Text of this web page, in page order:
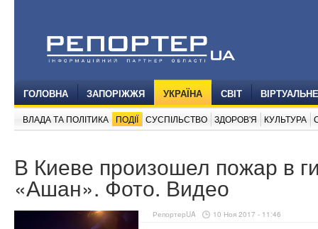
ГОЛОВНА ЗАПОРІЖЖЯ УКРАЇНА СВІТ
ВЛАДА ТА ПОЛІТИКА ПОДІЇ СУСПІЛЬСТВО ЗДОРОВ'Я КУЛЬТУРА
В Киеве произошел пожар в
«Ашан». Фото. Видео
РепортерUA 10 Ноя 2017 - 11:46